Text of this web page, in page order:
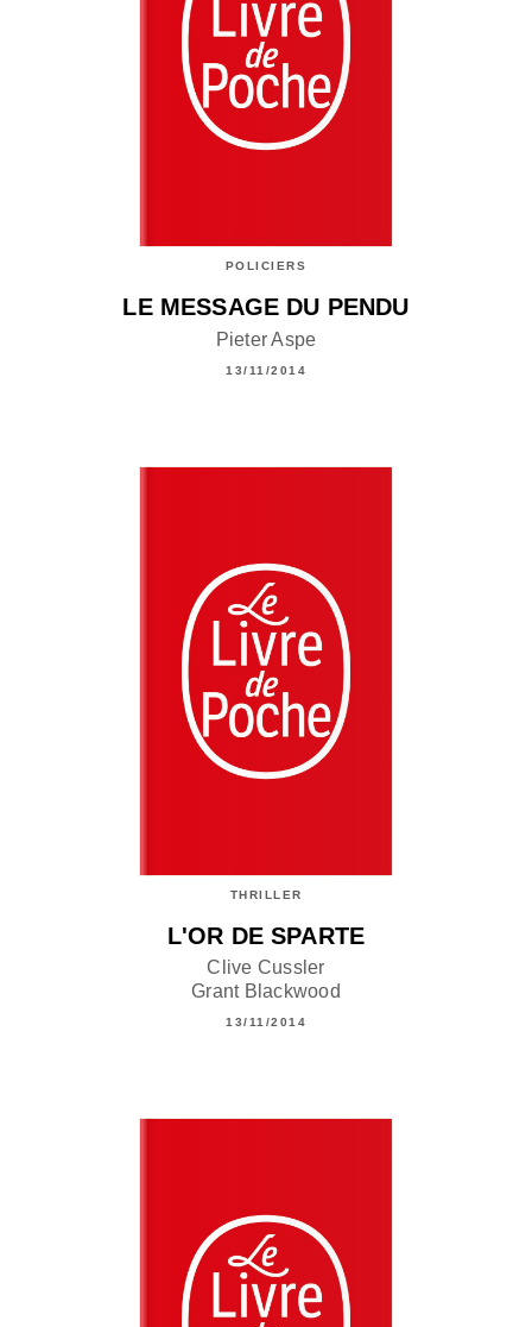
POLICIERS
LE MESSAGE DU PENDU
Pieter Aspe
13/11/2014
THRILLER
L'OR DE SPARTE
Clive Cussler
Grant Blackwood
13/11/2014